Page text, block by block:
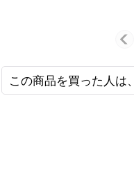
この商品を買った人は